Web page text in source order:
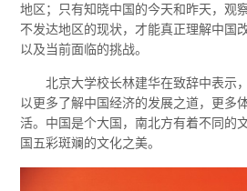
地区；只有知晓中国的今天和昨天，观
不发达地区的现状，才能真正理解中国
以及当前面临的挑战。
北京大学校长林建华在致辞中表示，
以更多了解中国经济的发展之道，更多
活。中国是个大国，南北方有着不同的
国五彩斑斓的文化之美。